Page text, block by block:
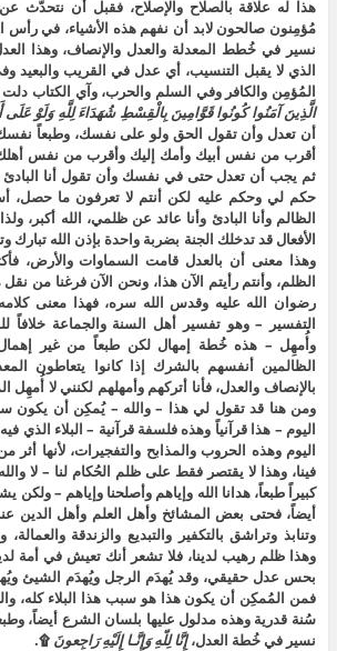
هذا له علاقة بالصلاح والإصلاح، فقبل أن نتحدَّث
مُؤمِنون صالحون لابد أن نفهم هذه الأشياء، في رأس
نسير في خُطط المعدلة والعدل والإنصاف، وهذا
الذي لا يقبل التنسيب، أي عدل في القريب والبعيد
المُؤمِن والكافر وفي السلم والحرب، وآي الكتاب
الَّذِينَآمَنُوا كُونُوا قَوَّامِينَ بِالْقِسْطِ شُهَدَاءَ لِلَّهِ وَلَوْ عَلَى
أن تعدل وأن تقول الحق ولو على نفسك، وطبعاً
أقرب من نفس أبيك وأمك إليك وأقرب من نفس أهلك
ثم يجب أن تعدل حتى في نفسك وأن تقول أنا البادئ
حكم لي وحكم عليه لكن أنتم لا تعرفون ما حصل،
الظالم وأنا البادئ وأنا عائد عن ظلمي، الله أكبر،
الأفعال قد تدخلك الجنة بضربة واحدة بإذن الله تبارك
وهذا معنى أن بالعدل قامت السماوات والأرض،
الظلم، وأنتم رأيتم الآن هذا، ونحن الآن فرغنا من
رضوان الله عليه وقدس الله سره، فهذا معنى
التفسير – وهو تفسير أهل السنة والجماعة خلافاً
وأُمهِل – هذه خُطة إمهال لكن طبعاً من غير إهمال
الظالمين أنفسهم بالشرك إذا كانوا يتعاطون
بالإنصاف والعدل، فأنا أتركهم وأمهلهم لكنني لا أُمهِل
ومن هنا قد تقول لي هذا – والله – يُمكِن أن يكون
اليوم – هذا قرآنياً وهذه فلسفة قرآنية – البلاء الذي فيه
اليوم وهذه الحروب والمذابح والتفجيرات، لأنها
فينا، وهذا لا يقتصر فقط على ظلم الحُكام لنا – لا
كبيراً طبعاً، هدانا الله وإياهم وأصلحنا وإياهم – ولكن
أيضاً، فحتى بعض المشائخ وأهل العلم وأهل الدين
وتنابذ وتراشق بالتكفير والتبديع والزندقة
وهذا ظلم رهيب لدينا، فلا تشعر أنك تعيش في أمة
بحس عدل حقيقي، وقد يُهدَم الرجل ويُهدَم الشيئ
فمن المُمكِن أن يكون هذا هو سبب هذا البلاء كله،
سُنة قدرية وهذه مدلول عليها بلسان الشرع أيضاً،
نسير في خُطة العدل،إِنَّا لِلّهِ وَإِنَّـا إِلَيْهِ رَاجِعونَ ۩.